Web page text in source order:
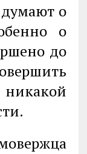
думают о
о
до